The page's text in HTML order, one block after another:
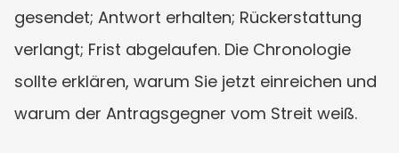
gesendet; Antwort erhalten; Rückerstattung
verlangt; Frist abgelaufen. Die Chronologie
sollte erklären, warum Sie jetzt einreichen und
warum der Antragsgegner vom Streit weiß.